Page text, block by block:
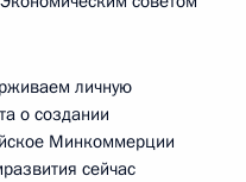
личную
о создании
Минкоммерции
сейчас